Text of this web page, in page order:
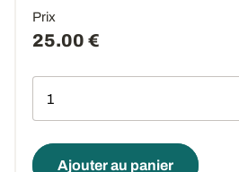
Prix
25.00 €
Ajouter au panier